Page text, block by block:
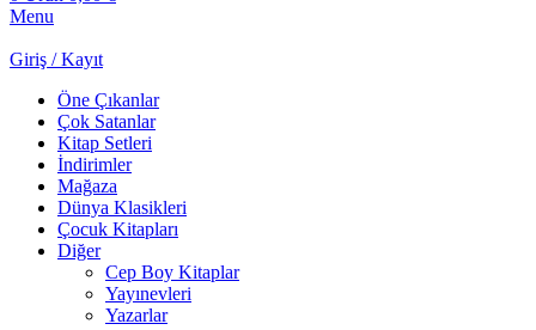
Menu
Giriş / Kayıt
Öne Çıkanlar
Çok Satanlar
Kitap Setleri
İndirimler
Mağaza
Dünya Klasikleri
Çocuk Kitapları
Diğer
Cep Boy Kitaplar
Yayınevleri
Yazarlar